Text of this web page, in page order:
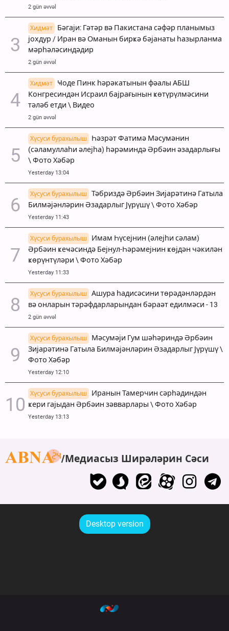
2 gün əvvəl
Хидмәт
Бәгаји: Гәтәр вә Пакистана сәфәр планымыз
јохдур / Иран вә Оманын бирҝә бәјанаты һазырланма
мәрһәләсиндәдир
2 gün əvvəl
Хидмәт
Ҹоде Пинк һәрәкатынын фәалы АБШ
Конгресиндән Исраил бајрағынын ҝөтүрүлмәсини
тәләб етди \ Видео
2 gün əvvəl
Хүсуси бурахылыш
Һәзрәт Фатимә Мәсумәнин
(сәламуллаһи әлејһа) һәрәминдә Әрбәин әзадарлығы
\ Фото Хәбәр
Yesterday 13:04
Хүсуси бурахылыш
Тәбриздә Әрбәин Зијарәтинә Гатыла
Билмәјәнләрин Әзадарлыг Јүрүшү \ Фото Хәбәр
Yesterday 11:43
Хүсуси бурахылыш
Имам Һүсејнин (әлејһи сәлам)
Әрбәин ҝеҹәсиндә Бејнул-Һәрәмејнин ҝөјдән чәкилән
ҝөрүнтүләри \ Фото Хәбәр
Yesterday 11:33
Хүсуси бурахылыш
Ашура һадисәсини төрәдәнләрдән
вә онларын тәрәфдарларындан бәраәт едилмәси - 13
2 gün əvvəl
Хүсуси бурахылыш
Мәсумәји Гум шәһәриндә Әрбәин
Зијарәтинә Гатыла Билмәјәнләрин Әзадарлыг Јүрүшү \
Фото Хәбәр
Yesterday 12:10
Хүсуси бурахылыш
Иранын Тамерчин сәрһәдиндән
ҝери гајыдан Әрбәин зәвварлары \ Фото Хәбәр
Yesterday 13:13
Медиасыз Ширәләрин Сәси
Desktop version